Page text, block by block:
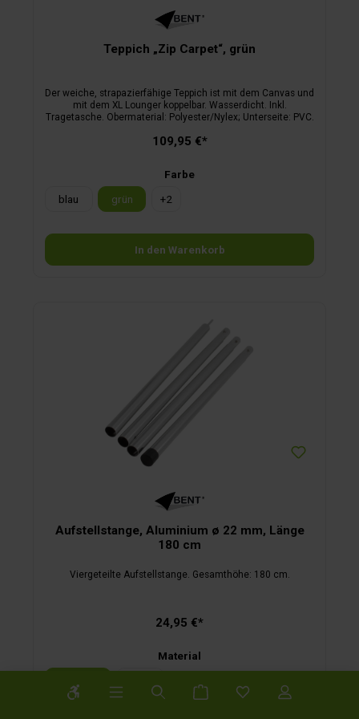
Werkzeugleiste anzeigen
Teppich „Zip Carpet“, grün
Der weiche, strapazierfähige Teppich ist mit dem Canvas und
mit dem XL Lounger koppelbar. Wasserdicht. Inkl.
Tragetasche. Obermaterial: Polyester/Nylex; Unterseite: PVC.
109,95 €*
Farbe
blau
grün +2
In den Warenkorb
Aufstellstange, Aluminium ø 22 mm, Länge
180 cm
Viergeteilte Aufstellstange. Gesamthöhe: 180 cm.
24,95 €*
Material